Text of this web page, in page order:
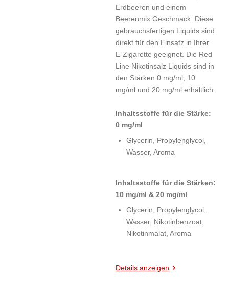
Erdbeeren und einem
Beerenmix Geschmack. Diese
gebrauchsfertigen Liquids sind
direkt für den Einsatz in Ihrer
E-Zigarette geeignet. Die Red
Line Nikotinsalz Liquids sind in
den Stärken 0 mg/ml, 10
mg/ml und 20 mg/ml erhältlich.
Inhaltsstoffe für die Stärke:
0 mg/ml
Glycerin, Propylenglycol,
Wasser, Aroma
Inhaltsstoffe für die Stärken:
10 mg/ml & 20 mg/ml
Glycerin, Propylenglycol,
Wasser, Nikotinbenzoat,
Nikotinmalat, Aroma
Details anzeigen